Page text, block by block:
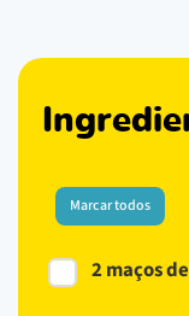
Marcar todos
2 maços